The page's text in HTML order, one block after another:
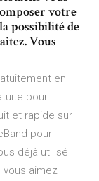
votre
possibilité de
Vous
en
pour
et rapide sur
pour
déjà utilisé
vous aimez